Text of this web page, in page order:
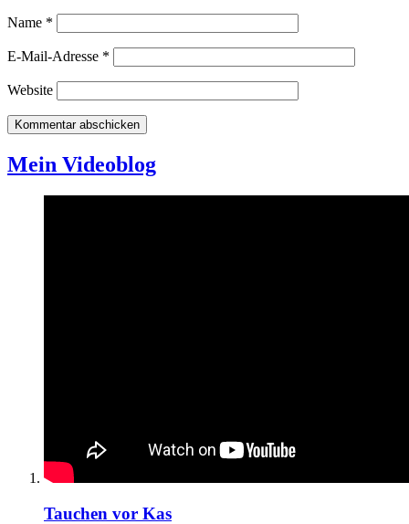
Name *
E-Mail-Adresse *
Website
Mein Videoblog
Tauchen vor Kas